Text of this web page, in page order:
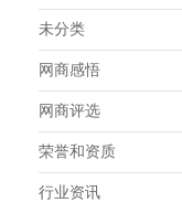
未分类
网商感悟
网商评选
荣誉和资质
行业资讯